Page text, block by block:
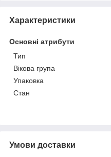
Характеристики
Основні атрибути
Тип
Вікова група
Упаковка
Стан
Умови доставки